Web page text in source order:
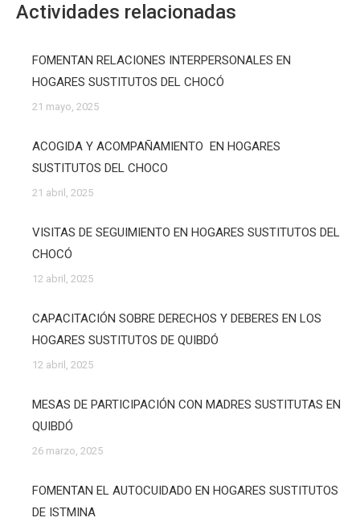
Actividades relacionadas
FOMENTAN RELACIONES INTERPERSONALES EN
HOGARES SUSTITUTOS DEL CHOCÓ
21 mayo, 2025
ACOGIDA Y ACOMPAÑAMIENTO EN HOGARES
SUSTITUTOS DEL CHOCO
21 abril, 2025
VISITAS DE SEGUIMIENTO EN HOGARES SUSTITUTOS DEL
CHOCÓ
12 abril, 2025
CAPACITACIÓN SOBRE DERECHOS Y DEBERES EN LOS
HOGARES SUSTITUTOS DE QUIBDÓ
12 abril, 2025
MESAS DE PARTICIPACIÓN CON MADRES SUSTITUTAS EN
QUIBDÓ
26 marzo, 2025
FOMENTAN EL AUTOCUIDADO EN HOGARES SUSTITUTOS
DE ISTMINA